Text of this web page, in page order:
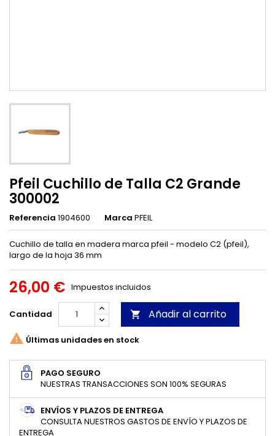
Pfeil Cuchillo de Talla C2 Grande
300002
Referencia 1904600 Marca PFEIL
Cuchillo de talla en madera marca pfeil - modelo C2 (pfeil),
largo de la hoja 36 mm
26,00 € Impuestos incluidos
Cantidad  Añadir al carrito
 Últimas unidades en stock
PAGO SEGURO
NUESTRAS TRANSACCIONES SON 100% SEGURAS
ENVÍOS Y PLAZOS DE ENTREGA
CONSULTA NUESTROS GASTOS DE ENVÍO Y PLAZOS DE
ENTREGA